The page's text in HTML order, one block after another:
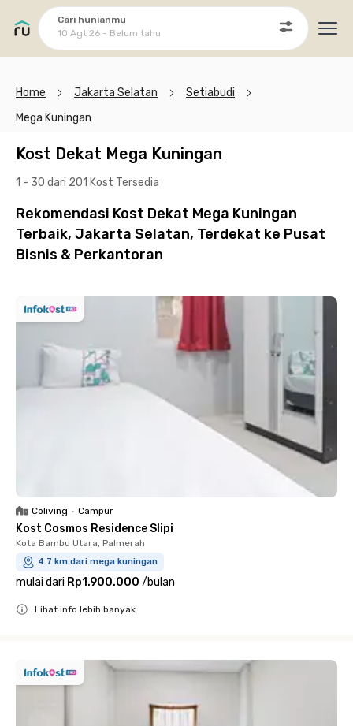
Cari hunianmu
10 Agt 26 - Belum tahu
Home Jakarta Selatan
Setiabudi
Mega Kuningan
Kost Dekat Mega Kuningan
1 - 30 dari 201 Kost Tersedia
Rekomendasi Kost Dekat Mega Kuningan
Terbaik, Jakarta Selatan, Terdekat ke Pusat
Bisnis & Perkantoran
Coliving • Campur
Kost Cosmos Residence Slipi
Kota Bambu Utara, Palmerah
4.7 km dari mega kuningan
mulai dari Rp1.900.000 /bulan
Lihat info lebih banyak